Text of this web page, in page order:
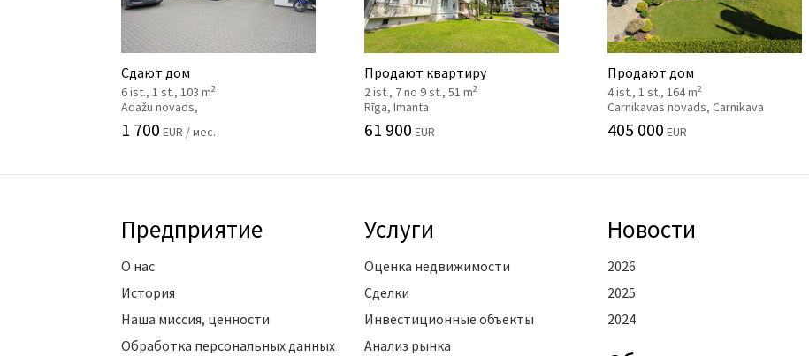
Сдают дом
6 ist., 1 st., 103 m2
Ādažu novads,
1 700 EUR / мес.
Продают квартиру
2 ist., 7 no 9 st., 51 m2
Rīga, Imanta
61 900 EUR
Продают дом
4 ist., 1 st., 164 m2
Carnikavas novads, Carnikava
405 000 EUR
Предприятие
О нас
История
Наша миссия, ценности
Обработка персональных данных
Услуги
Оценка недвижимости
Сделки
Инвестиционные объекты
Анализ рынка
Новости
2026
2025
2024